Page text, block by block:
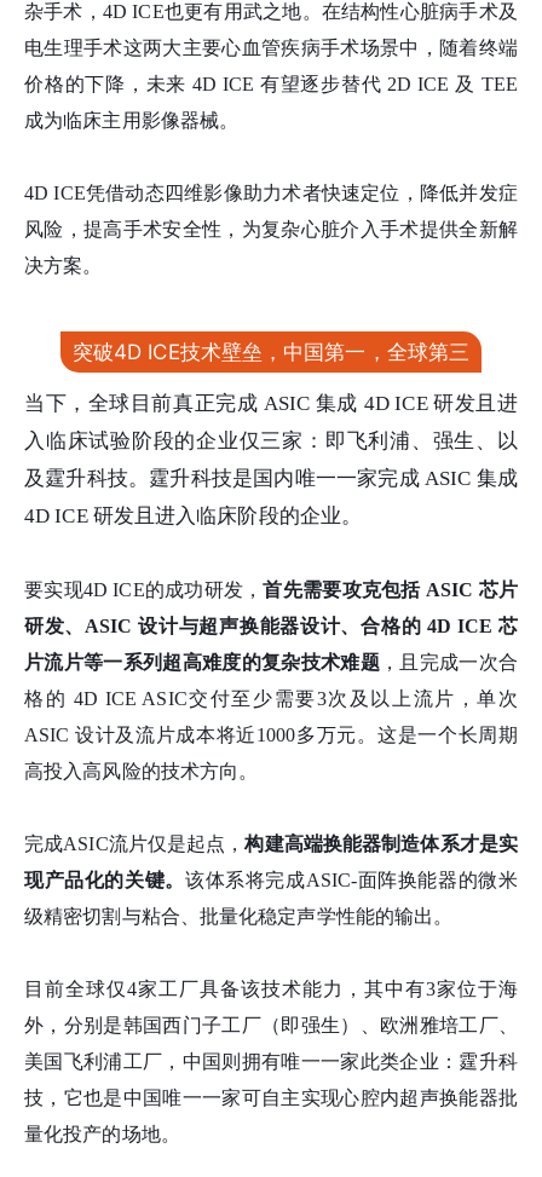
杂手术，4D ICE也更有用武之地。在结构性心脏病手术及
电生理手术这两大主要心血管疾病手术场景中，随着终端
价格的下降，未来 4D ICE 有望逐步替代 2D ICE 及 TEE
成为临床主用影像器械。
4D ICE凭借动态四维影像助力术者快速定位，降低并发症
风险，提高手术安全性，为复杂心脏介入手术提供全新解
决方案。
突破4D ICE技术壁垒，中国第一，全球第三
当下，全球目前真正完成 ASIC 集成 4D ICE 研发且进
入临床试验阶段的企业仅三家：即飞利浦、强生、以
及霆升科技。 霆升科技是国内唯一一家完成 ASIC 集成
4D ICE 研发且进入临床阶段的企业。
要实现4D ICE的成功研发，首先需要攻克包括 ASIC 芯片
研发、ASIC 设计与超声换能器设计、合格的 4D ICE 芯
片流片等一系列超高难度的复杂技术难题，且完成一次合
格的 4D ICE ASIC交付至少需要3次及以上流片，单次
ASIC 设计及流片成本将近1000多万元。这是一个长周期
高投入高风险的技术方向。
完成ASIC流片仅是起点，构建高端换能器制造体系才是实
现产品化的关键。 该体系将完成ASIC-面阵换能器的微米
级精密切割与粘合、批量化稳定声学性能的输出。
目前全球仅4家工厂具备该技术能力，其中有3家位于海
外，分别是韩国西门子工厂（即强生）、欧洲雅培工厂、
美国飞利浦工厂，中国则拥有唯一一家此类企业：霆升科
技，它也是中国唯一一家可自主实现心腔内超声换能器批
量化投产的场地。